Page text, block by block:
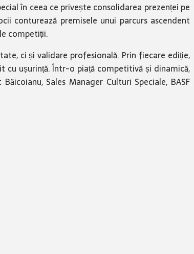
în ceea ce privește consolidarea prezenței pe
conturează premisele unui parcurs ascendent
competiții.
ci și validare profesională. Prin fiecare ediție,
ușurință. Într-o piață competitivă și dinamică,
Sales Manager Culturi Speciale, BASF